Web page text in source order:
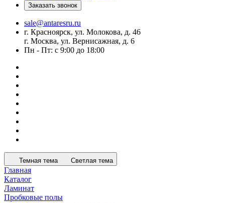
Заказать звонок
sale@antaresru.ru
г. Красноярск, ул. Молокова, д. 46
г. Москва, ул. Вернисажная, д. 6
Пн - Пт: с 9:00 до 18:00
Темная тема Светлая тема
Главная
Каталог
Ламинат
Пробковые полы